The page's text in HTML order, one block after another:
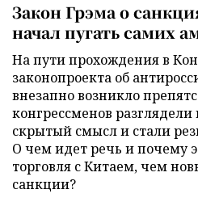
Закон Грэма о
начал пугать самих
На пути прохождения в
законопроекта об
внезапно возникло
конгрессменов
скрытый смысл и стали
О чем идет речь и почему
торговля с Китаем, чем
санкции?